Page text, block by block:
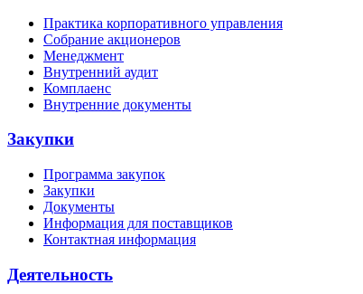
Практика корпоративного управления
Собрание акционеров
Менеджмент
Внутренний аудит
Комплаенс
Внутренние документы
Закупки
Программа закупок
Закупки
Документы
Информация для поставщиков
Контактная информация
Деятельность